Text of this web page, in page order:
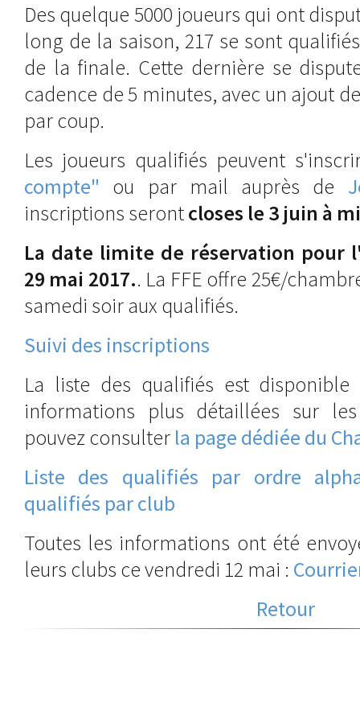
Des quelque 5000 joueurs qui ont
long de la saison, 217 se sont
de la finale. Cette dernière se
cadence de 5 minutes, avec un ajout
par coup.
Les joueurs qualifiés peuvent
compte" ou par mail auprès de
inscriptions serontcloses le 3 juin à
La date limite de réservation pour
29 mai 2017.. La FFE offre 25€/
samedi soir aux qualifiés.
Suivi des inscriptions
La liste des qualifiés est disponible
informations plus détaillées sur
pouvez consulter la page dédiée du
Liste des qualifiés par ordre
qualifiés par club
Toutes les informations ont été
leurs clubs ce vendredi 12 mai :
Retour